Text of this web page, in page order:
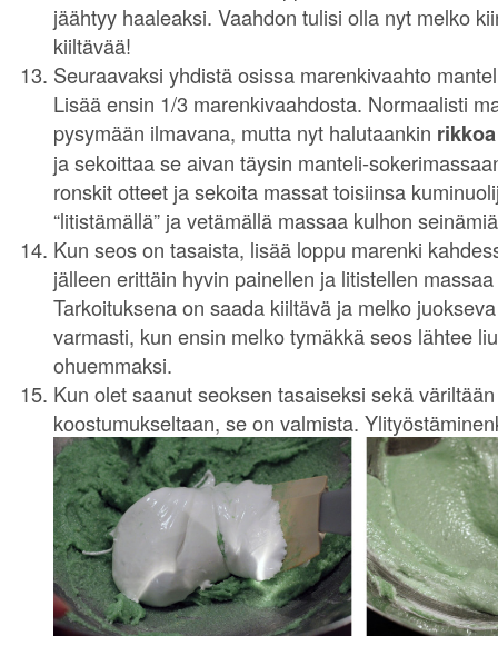
jäähtyy haaleaksi. Vaahdon tulisi olla nyt melko
kiiltävää!
Seuraavaksi yhdistä osissa marenkivaahto
Lisää ensin 1/3 marenkivaahdosta. Normaalisti
pysymään ilmavana, mutta nyt halutaankin
ja sekoittaa se aivan täysin manteli-
ronskit otteet ja sekoita massat toisiinsa
“litistämällä” ja vetämällä massaa kulhon
Kun seos on tasaista, lisää loppu marenki
jälleen erittäin hyvin painellen ja litistellen
Tarkoituksena on saada kiiltävä ja melko
varmasti, kun ensin melko tymäkkä seos lähtee
ohuemmaksi.
Kun olet saanut seoksen tasaiseksi sekä
koostumukseltaan, se on valmista.